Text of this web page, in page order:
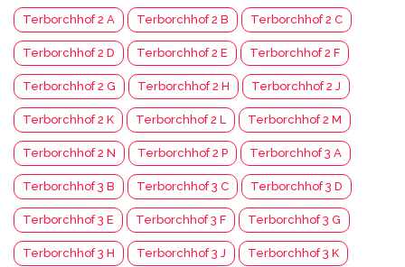
Terborchhof 2 A Terborchhof 2 B Terborchhof 2 C
Terborchhof 2 D Terborchhof 2 E Terborchhof 2 F
Terborchhof 2 G Terborchhof 2 H Terborchhof 2 J
Terborchhof 2 K Terborchhof 2 L Terborchhof 2 M
Terborchhof 2 N Terborchhof 2 P Terborchhof 3 A
Terborchhof 3 B Terborchhof 3 C Terborchhof 3 D
Terborchhof 3 E Terborchhof 3 F Terborchhof 3 G
Terborchhof 3 H Terborchhof 3 J Terborchhof 3 K